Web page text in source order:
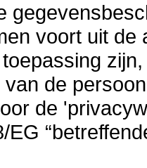
voort uit
de
de
EG